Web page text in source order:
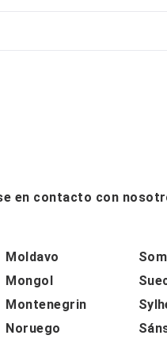
en contacto con
Moldavo
Mongol
Montenegrin
Noruego